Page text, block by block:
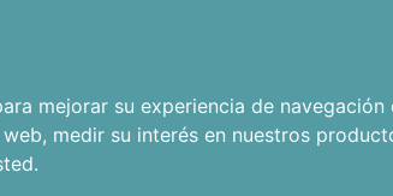
mejorar su experiencia de navegación
, medir su interés en nuestros
.